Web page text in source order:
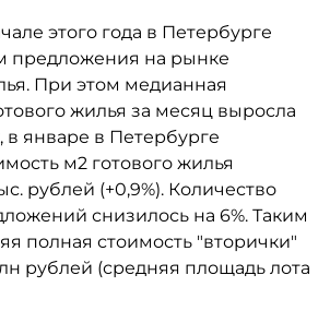
этого года в Петербурге
предложения на рынке
При этом медианная
жилья за месяц выросла
в январе в Петербурге
м2 готового жилья
рублей (+0,9%). Количество
снизилось на 6%. Таким
полная стоимость "вторички"
рублей (средняя площадь лота